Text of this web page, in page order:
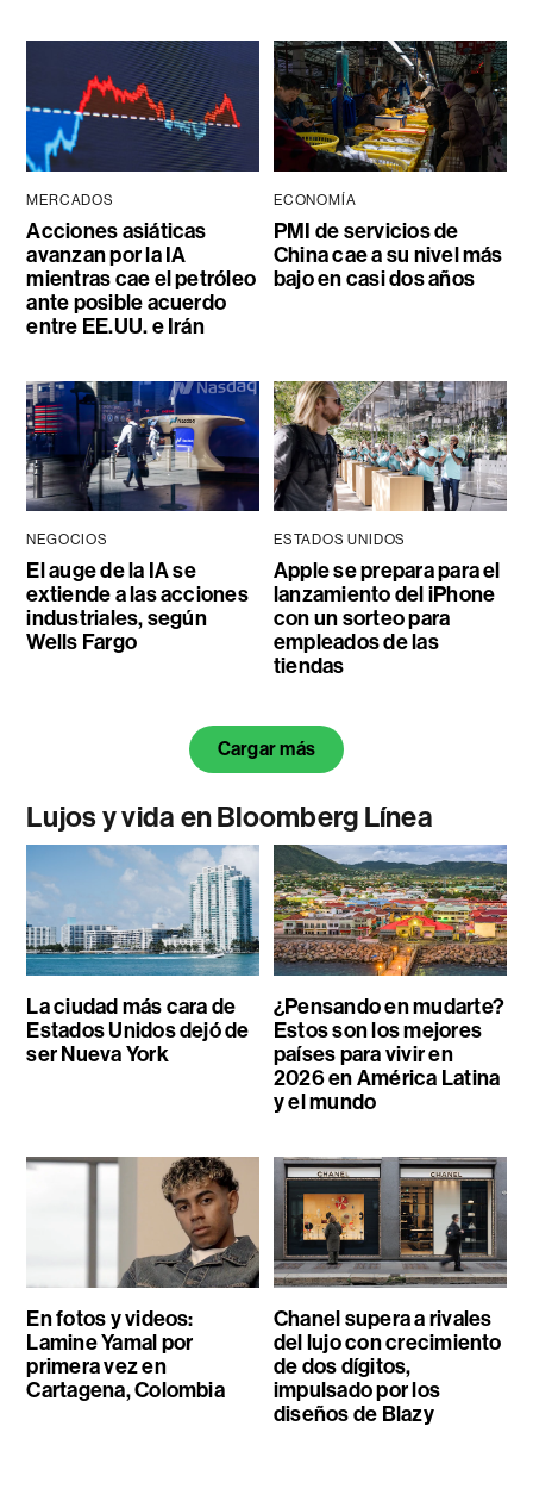
MERCADOS
Acciones asiáticas
avanzan por la IA
mientras cae el petróleo
ante posible acuerdo
entre EE.UU. e Irán
ECONOMÍA
PMI de servicios de
China cae a su nivel más
bajo en casi dos años
NEGOCIOS
El auge de la IA se
extiende a las acciones
industriales, según
Wells Fargo
ESTADOS UNIDOS
Apple se prepara para el
lanzamiento del iPhone
con un sorteo para
empleados de las
tiendas
Cargar más
Lujos y vida en Bloomberg Línea
La ciudad más cara de
Estados Unidos dejó de
ser Nueva York
¿Pensando en mudarte?
Estos son los mejores
países para vivir en
2026 en América Latina
y el mundo
En fotos y videos:
Lamine Yamal por
primera vez en
Cartagena, Colombia
Chanel supera a rivales
del lujo con crecimiento
de dos dígitos,
impulsado por los
diseños de Blazy